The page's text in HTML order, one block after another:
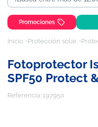
Promociones
Inicio Protección solar
Fotoprotector
SPF50 Protect
Referencia: 197950